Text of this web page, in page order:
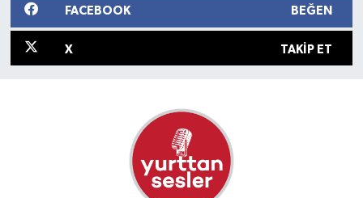
FACEBOOK BEĞEN
X TAKIP ET